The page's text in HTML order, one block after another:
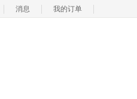
消息 我的订单